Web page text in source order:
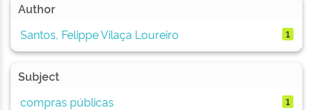
Author
Santos, Felippe Vilaça Loureiro
1
Subject
compras públicas
1